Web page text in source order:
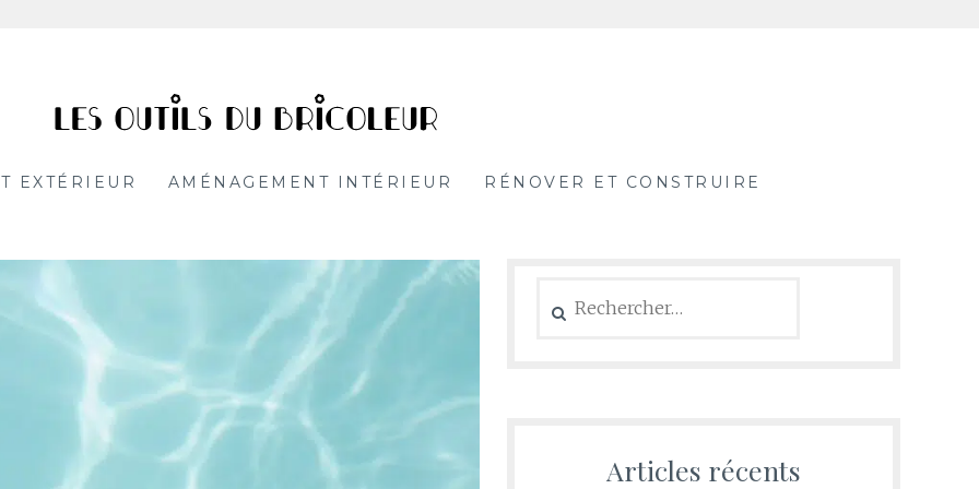
EXTÉRIEUR AMÉNAGEMENT INTÉRIEUR RÉNOVER ET CONSTRUIRE
Articles récents